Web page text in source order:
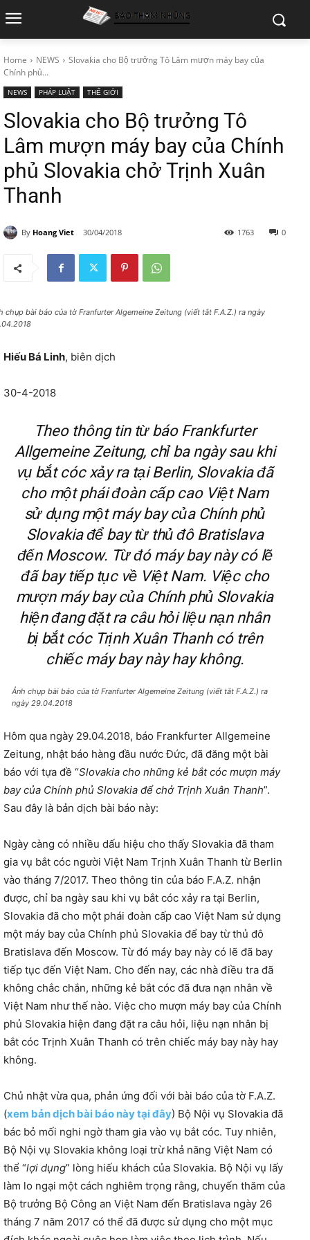
Home NEWS
Slovakia cho Bộ trưởng Tô Lâm mượn máy bay của
Chính phủ...
NEWS PHÁP LUẬT THẾ GIỚI
Slovakia cho Bộ trưởng Tô
Lâm mượn máy bay của Chính
phủ Slovakia chở Trịnh Xuân
Thanh
By Hoang Viet 30/04/2018 0
1763
chụp bài báo của tờ Franfurter Algemeine Zeitung (viết tắt F.A.Z.) ra ngày
Hiếu Bá Linh, biên dịch
30-4-2018
Theo thông tin từ báo Frankfurter
Allgemeine Zeitung, chỉ ba ngày sau khi
vụ bắt cóc xảy ra tại Berlin, Slovakia đã
cho một phái đoàn cấp cao Việt Nam
sử dụng một máy bay của Chính phủ
Slovakia để bay từ thủ đô Bratislava
đến Moscow. Từ đó máy bay này có lẽ
đã bay tiếp tục về Việt Nam. Việc cho
mượn máy bay của Chính phủ Slovakia
hiện đang đặt ra câu hỏi liệu nạn nhân
bị bắt cóc Trịnh Xuân Thanh có trên
chiếc máy bay này hay không.
Ảnh chụp bài báo của tờ Franfurter Algemeine Zeitung (viết tắt F.A.Z.) ra
ngày 29.04.2018
Hôm qua ngày 29.04.2018, báo Frankfurter Allgemeine
Zeitung, nhật báo hàng đầu nước Đức, đã đăng một bài
báo với tựa đề “Slovakia cho những kẻ bắt cóc mượn máy
bay của Chính phủ Slovakia để chở Trịnh Xuân Thanh”.
Sau đây là bản dịch bài báo này:
Ngày càng có nhiều dấu hiệu cho thấy Slovakia đã tham
gia vụ bắt cóc người Việt Nam Trịnh Xuân Thanh từ Berlin
vào tháng 7/2017. Theo thông tin của báo F.A.Z. nhận
được, chỉ ba ngày sau khi vụ bắt cóc xảy ra tại Berlin,
Slovakia đã cho một phái đoàn cấp cao Việt Nam sử dụng
một máy bay của Chính phủ Slovakia để bay từ thủ đô
Bratislava đến Moscow. Từ đó máy bay này có lẽ đã bay
tiếp tục đến Việt Nam. Cho đến nay, các nhà điều tra đã
không chắc chắn, những kẻ bắt cóc đã đưa nạn nhân về
Việt Nam như thế nào. Việc cho mượn máy bay của Chính
phủ Slovakia hiện đang đặt ra câu hỏi, liệu nạn nhân bị
bắt cóc Trịnh Xuân Thanh có trên chiếc máy bay này hay
không.
Chủ nhật vừa qua, phản ứng đối với bài báo của tờ F.A.Z.
(xem bản dịch bài báo này tại đây) Bộ Nội vụ Slovakia đã
bác bỏ mối nghi ngờ tham gia vào vụ bắt cóc. Tuy nhiên,
Bộ Nội vụ Slovakia không loại trừ khả năng Việt Nam có
thể “lợi dụng” lòng hiếu khách của Slovakia. Bộ Nội vụ lấy
làm lo ngại một cách nghiêm trọng rằng, chuyến thăm của
Bộ trưởng Bộ Công an Việt Nam đến Bratislava ngày 26
tháng 7 năm 2017 có thể đã được sử dụng cho một mục